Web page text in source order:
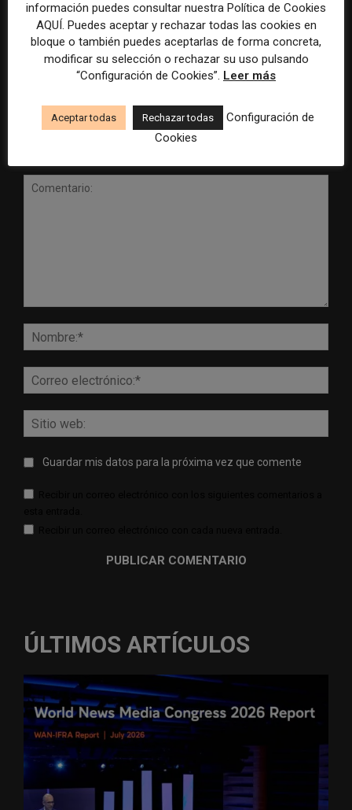
Radio Televisión Madrid
establece un sistema de
control para el uso de la
inteligencia artificial
ADEPA crea un premio
especial para la mejor
cobertura periodística del
Mundial 2026
web:
Guardar mis datos para la próxima vez que comente
ÚLTIMOS ARTÍCULOS
información puedes consultar nuestra Política de Cookies
AQUÍ. Puedes aceptar y rechazar todas las cookies en
bloque o también puedes aceptarlas de forma concreta,
modificar su selección o rechazar su uso pulsando
“Configuración de Cookies”. Leer más
Aceptar todas Rechazar todas
Configuración de
Cookies